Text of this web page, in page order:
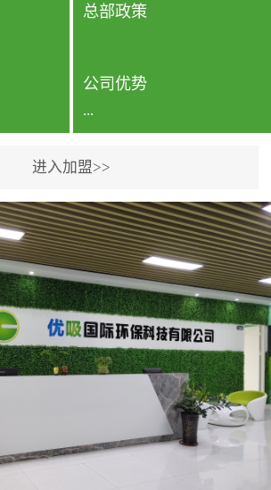
检测...
总部政策
公司优势
...
专利保护优势、双甲资质
企业（“室内环境净化治理
甲级施工资质”“室内环境
污染治理资质等级证
书”）、拥有多名高级《环
境工程高级工程师》室内
空气治理资格认证的治理
人员、掌握室内空气净化
治理实用技术和五项专利
技术、八项计算机软件著
作权登记证书等。研发实
进入加盟>>